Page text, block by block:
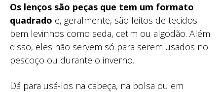
Os lenços são peças que tem um formato
quadrado e, geralmente, são feitos de tecidos
bem levinhos como seda, cetim ou algodão. Além
disso, eles não servem só para serem usados no
pescoço ou durante o inverno.
Dá para usá-los na cabeça, na bolsa ou em